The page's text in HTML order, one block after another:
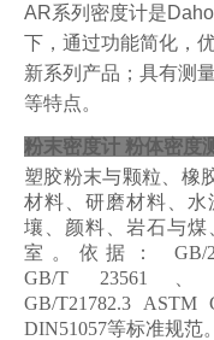
AR系列密度计是
下，通过功能简化，
新系列产品；具有测
等特点。
粉末密度计 粉体密度
塑胶粉末与颗粒、橡
材料、研磨材料、水
壤、 颜料 、岩石与
室。 依据： GB/
GB/T 23561、
GB/T21782.3 ASTM
DIN51057等标准规范。